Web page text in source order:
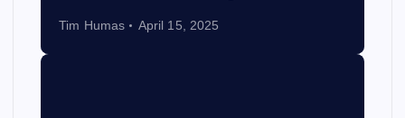
Tim Humas April 15, 2025